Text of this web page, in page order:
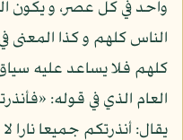
واحد في كل عصر، و يكون
الناس كلهم و كذا المعنى
كلهم فلا يساعد عليه سياق
العام الذي في قوله:
يقال: أنذرتكم جميعا نارا